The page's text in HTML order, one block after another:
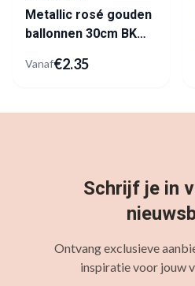
Metallic rosé gouden
ballonnen 30cm BK
Vanaf€2.35
Schrijf je in
Ontvang exclusieve
inspiratie voor jouw